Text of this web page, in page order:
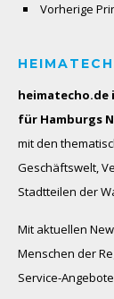
Vorherige
heimatecho.de
für Hamburgs
mit den
Geschäftswelt,
Stadtteilen der
Mit aktuellen
Menschen der
Service-